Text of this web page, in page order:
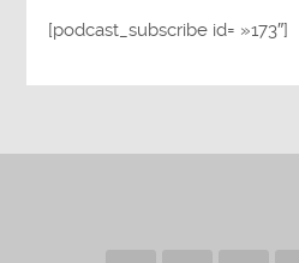
[podcast_subscribe id= »173″]